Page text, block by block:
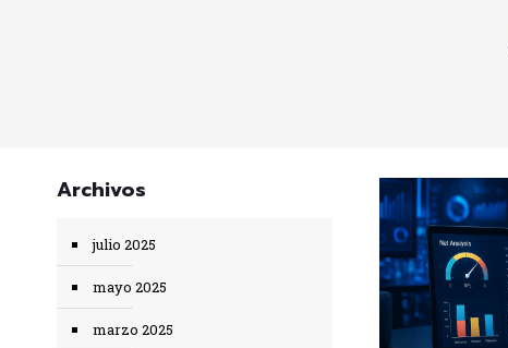
Archivos
julio 2025
mayo 2025
marzo 2025